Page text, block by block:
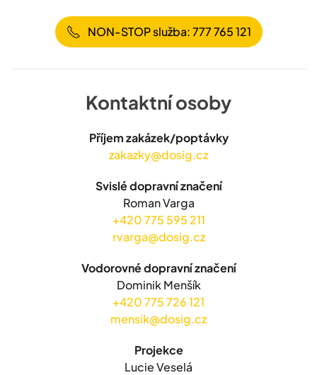
NON-STOP služba: 777 765 121
Kontaktní osoby
Příjem zakázek/poptávky
zakazky@dosig.cz
Svislé dopravní značení
Roman Varga
+420 775 595 211
rvarga@dosig.cz
Vodorovné dopravní značení
Dominik Menšík
+420 775 726 121
mensik@dosig.cz
Projekce
Lucie Veselá